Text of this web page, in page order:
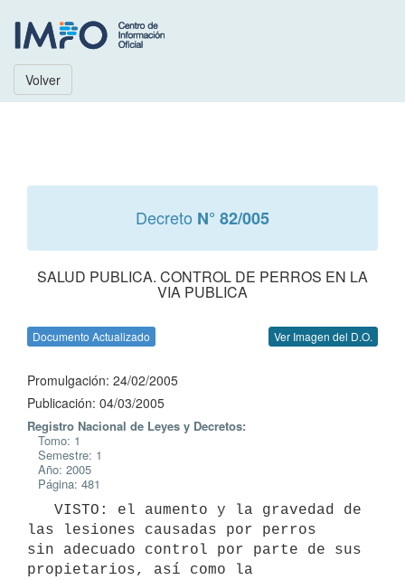
Volver
Decreto N° 82/005
SALUD PUBLICA. CONTROL DE PERROS EN LA
VIA PUBLICA
Documento Actualizado Ver Imagen del D.O.
Promulgación: 24/02/2005
Publicación: 04/03/2005
Registro Nacional de Leyes y Decretos:
Tomo: 1
Semestre: 1
Año: 2005
Página: 481
las lesiones causadas por perros
sin adecuado control por parte de sus
propietarios, así como la